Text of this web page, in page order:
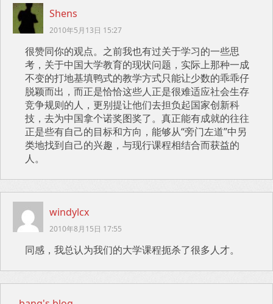
Shens
2010年5月13日 15:27
很赞同你的观点。之前我也有过关于学习的一些思
考，关于中国大学教育的现状问题，实际上那种一成
不变的打地基填鸭式的教学方式只能让少数的乖乖仔
脱颖而出，而正是恰恰这些人正是很难适应社会生存
竞争规则的人，更别提让他们去担负起国家创新科
技，去为中国拿个诺奖图奖了。真正能有成就的往往
正是些有自己的目标和方向，能够从“旁门左道”中另
类地找到自己的兴趣，与现行课程相结合而获益的
人。
windylcx
2010年8月15日 17:55
同感，我总认为我们的大学课程扼杀了很多人才。